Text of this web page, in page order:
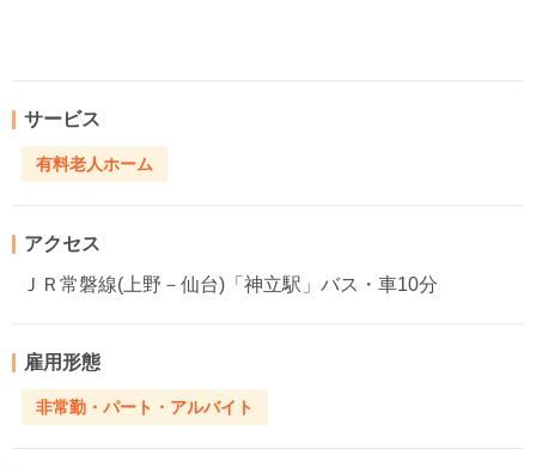
サービス
有料老人ホーム
アクセス
ＪＲ常磐線(上野－仙台)「神立駅」バス・車10分
雇用形態
非常勤・パート・アルバイト